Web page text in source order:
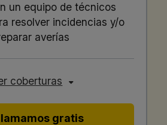
un equipo de técnicos
resolver incidencias y/o
averías
coberturas
gratis